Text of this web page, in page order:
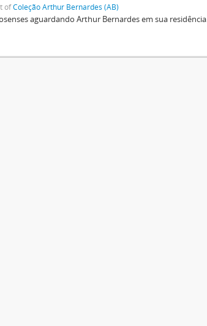
ofColeção Arthur Bernardes (AB)
aguardando Arthur Bernardes em sua residência.